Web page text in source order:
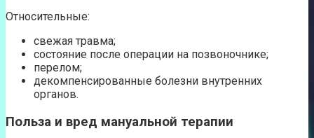
Относительные:
свежая травма;
состояние после операции на позвоночнике;
перелом;
декомпенсированные болезни внутренних
органов.
Польза и вред мануальной терапии